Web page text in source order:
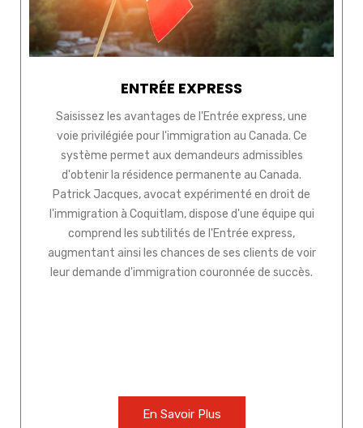
ENTRÉE EXPRESS
Saisissez les avantages de l'Entrée express, une
voie privilégiée pour l'immigration au Canada. Ce
système permet aux demandeurs admissibles
d'obtenir la résidence permanente au Canada.
Patrick Jacques, avocat expérimenté en droit de
l'immigration à Coquitlam, dispose d'une équipe qui
comprend les subtilités de l'Entrée express,
augmentant ainsi les chances de ses clients de voir
leur demande d'immigration couronnée de succès.
En Savoir Plus